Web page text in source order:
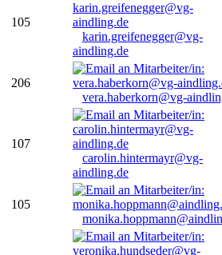
105
karin.greifenegger@vg-
aindling.de
206
vera.haberkorn@vg-
107
carolin.hintermayr@vg-
aindling.de
105